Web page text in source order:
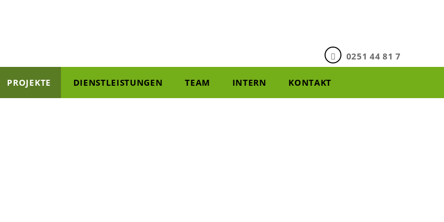
0251 44 81 7
PROJEKTE DIENSTLEISTUNGEN TEAM INTERN KONTAKT